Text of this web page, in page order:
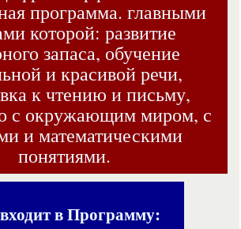
программа. главными
которой: развитие
запаса, обучение
и красивой речи,
к чтению и письму,
с окружающим миром, с
и математическими
понятиями.
в Программу: